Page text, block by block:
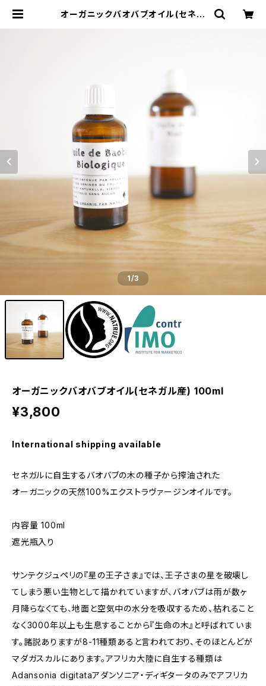
オーガニックバオバブオイル(セネガ
1/3
オーガニックバオバブオイル(セネガル産) 100ml
¥3,800
International shipping available
セネガルに自生するバオバブの木の種子から搾油された
オーガニックの天然100%エクストラヴァージンオイルです。
内容量 100ml
遮光瓶入り
サンテクジュペリの『星の王子さま』では、王子さまの星を破壊し
てしまう悪い生物として描かれていますが、バオバブは雨が数ヶ
月降らなくても、地面と空気中の水分を吸収するため、枯れること
なく3000年以上も生息することから『生命の木』と呼ばれていま
す。諸説ありますが8-11種類あると言われており、そのほとんどが
マダガスカルにあります。アフリカ大陸に自生する種類は
Adansonia digitataアダンソニア・ディギタータのみでアフリカ